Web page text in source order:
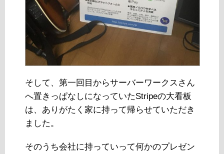
そして、第一回目からサーバーワークスさん
へ置きっぱなしになっていたStripeの大看板
は、ありがたく家に持って帰らせていただき
ました。
そのうち会社に持っていって何かのプレゼン